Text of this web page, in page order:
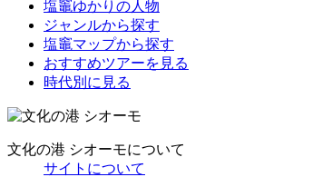
塩竈ゆかりの人物
ジャンルから探す
塩竈マップから探す
おすすめツアーを見る
時代別に見る
文化の港 シオーモについて
サイトについて